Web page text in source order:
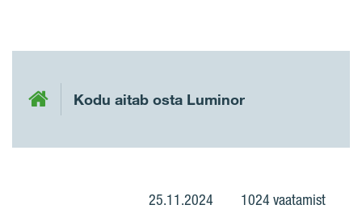
Kodu aitab osta Luminor
25.11.2024 1024 vaatamist